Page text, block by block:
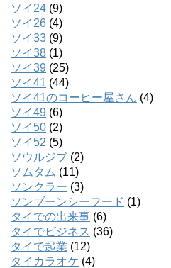
ソイ24 (9)
ソイ26 (4)
ソイ33 (9)
ソイ38 (1)
ソイ39 (25)
ソイ41 (44)
ソイ41のコーヒー屋さん (4)
ソイ49 (6)
ソイ50 (2)
ソイ52 (5)
ソウルジブ (2)
ソムタム (11)
ソンクラー (3)
ソンブーンシーフード (1)
タイでの出来事 (6)
タイでビジネス (36)
タイで起業 (12)
タイカラオケ (4)